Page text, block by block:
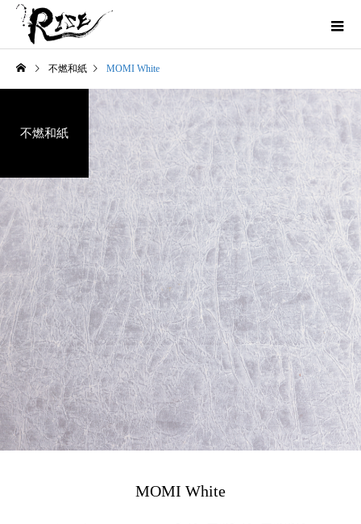
不燃和紙 MOMI White
不燃和紙
MOMI White